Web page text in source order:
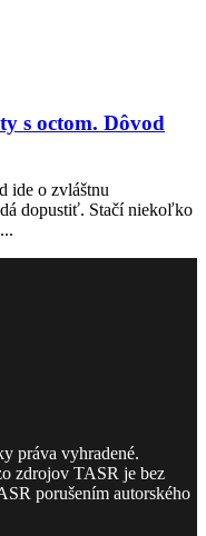
s octom. Dôvod
ide o zvláštnu
dopustiť. Stačí niekoľko
práva vyhradené.
zdrojov TASR je bez
porušením autorského